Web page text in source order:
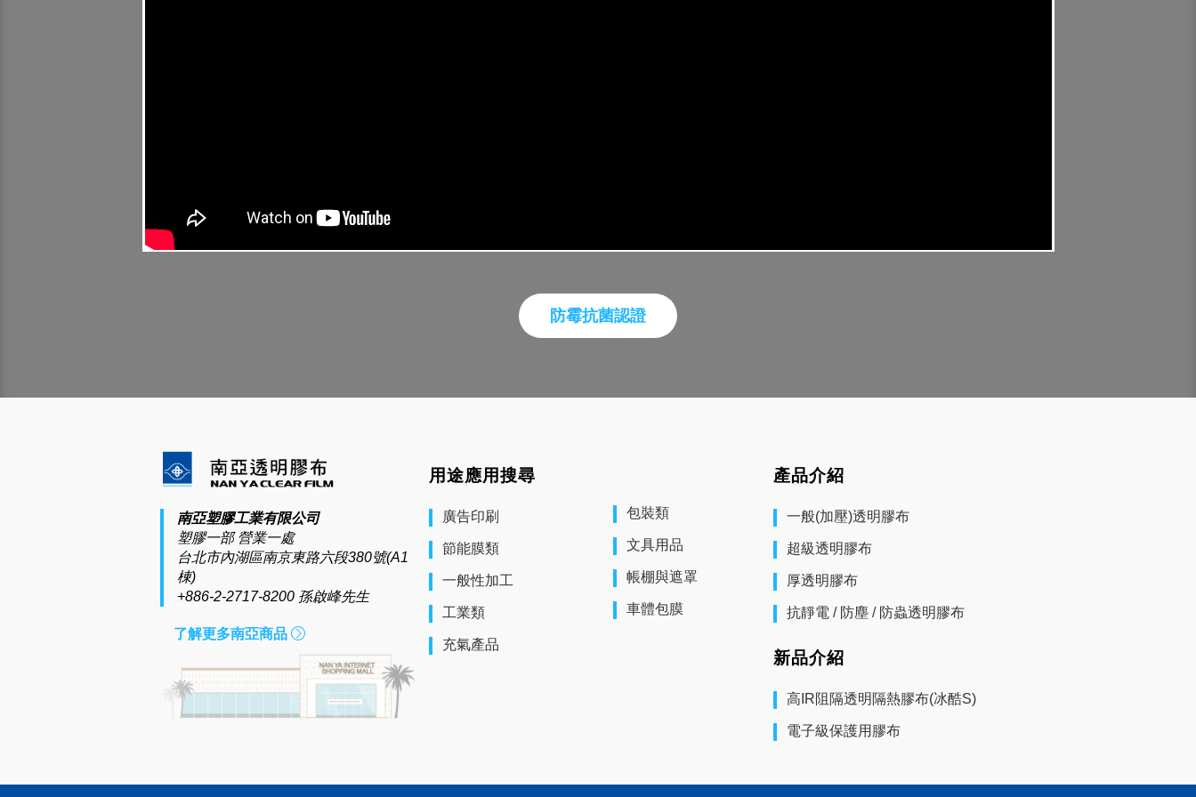
防霉抗菌認證
南亞塑膠工業有限公司
塑膠一部 營業一處
台北市內湖區南京東路六段380號(A1
棟)
+886-2-2717-8200 孫啟峰先生
了解更多南亞商品
用途應用搜尋
廣告印刷
節能膜類
一般性加工
工業類
充氣產品
包裝類
文具用品
帳棚與遮罩
車體包膜
產品介紹
一般(加壓)透明膠布
超級透明膠布
厚透明膠布
抗靜電 / 防塵 / 防蟲透明膠布
新品介紹
高IR阻隔透明隔熱膠布(冰酷S)
電子級保護用膠布